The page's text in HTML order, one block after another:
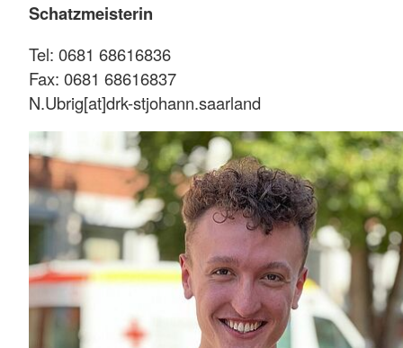
Schatzmeisterin
Tel: 0681 68616836
Fax: 0681 68616837
N.Ubrig[at]drk-stjohann.saarland